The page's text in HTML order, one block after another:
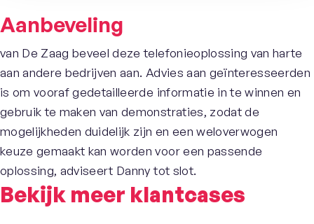
Aanbeveling
van De Zaag beveel deze telefonieoplossing van harte
aan andere bedrijven aan. Advies aan geïnteresseerden
is om vooraf gedetailleerde informatie in te winnen en
gebruik te maken van demonstraties, zodat de
mogelijkheden duidelijk zijn en een weloverwogen
keuze gemaakt kan worden voor een passende
oplossing, adviseert Danny tot slot.
Bekijk meer klantcases